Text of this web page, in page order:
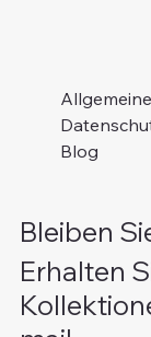
Blog
Bleiben
Erhalten